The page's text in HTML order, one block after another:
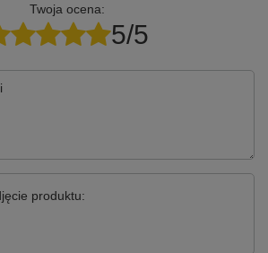
Twoja ocena:
5/5
produktu: